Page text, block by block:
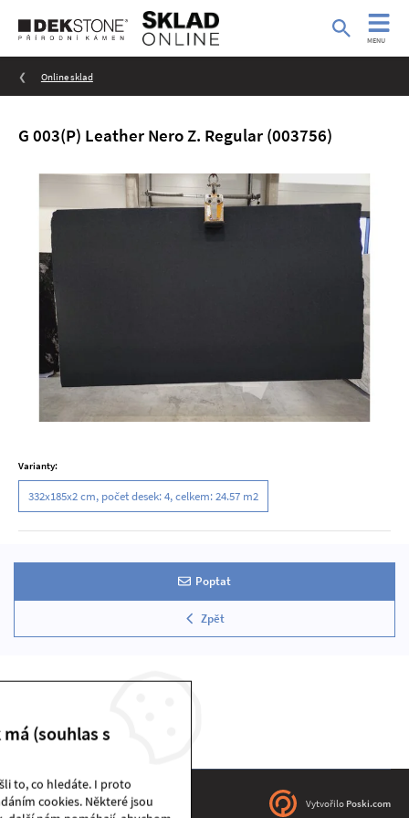
MENU
Online sklad
G 003(P) Leather Nero Z. Regular (003756)
Varianty:
332x185x2 cm, počet desek: 4, celkem: 24.57 m2
Poptat
Zpět
DEKSTONE sklad | © 2026 Vytvořilo Poski.com
(souhlas s
to, co hledáte. I proto
cookies. Některé jsou